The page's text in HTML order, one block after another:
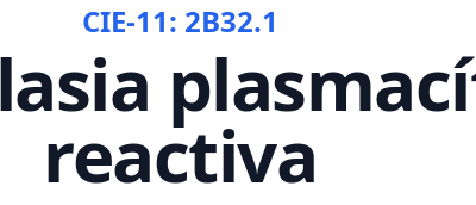
CIE-11: 2B32.1
reactiva